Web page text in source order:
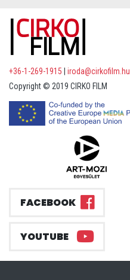
+36-1-269-1915
iroda@cirkofilm.hu
Copyright © 2019 CIRKO FILM
FACEBOOK
YOUTUBE